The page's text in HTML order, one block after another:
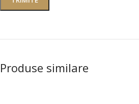
Produse similare